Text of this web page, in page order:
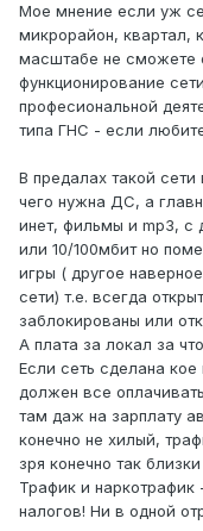
Мое мнение если уж
микрорайон, квартал,
масштабе не сможете
функционирование
професиональной
типа ГНС - если
В предалах такой
чего нужна ДС, а
инет, фильмы и mp3, с
или 10/100мбит но
игры ( другое
сети) т.е. всегда
заблокированы или
А плата за локал за
Если сеть сделана кое
должен все
там даж на зарплату
конечно не хилый,
зря конечно так
Трафик и наркотрафик
налогов! Ни в одной